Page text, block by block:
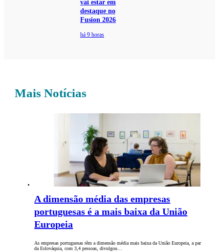
vai estar em
destaque no
Fusion 2026
há 9 horas
Mais Notícias
A dimensão média das empresas
portuguesas é a mais baixa da União
Europeia
As empresas portuguesas têm a dimensão média mais baixa da União Europeia, a par
da Eslováquia, com 3,4 pessoas, divulgou…